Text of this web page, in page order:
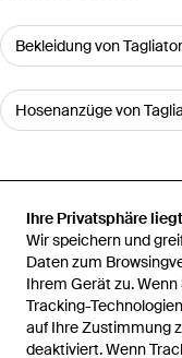
Ihre Privatsphäre
Wir speichern und
Daten zum
Ihrem Gerät zu.
Tracking-
auf Ihre Zustimmung
deaktiviert. Wenn
Bekleidung von
Hosenanzüge von
Startseite Damen
Doppelreihiger Anzug